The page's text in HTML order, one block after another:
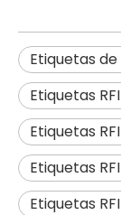
Etiquetas
Etiquetas
Etiquetas
Etiquetas
Etiquetas